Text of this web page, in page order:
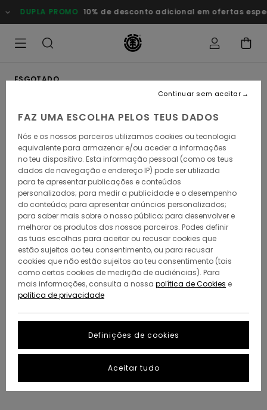
para
a
DUPLA PROMO 10% de desconto adicional em ofertas
ESGOTADO
FAZ UMA ESCOLHA PELOS TEUS DADOS
Nós e os nossos parceiros utilizamos cookies ou tecnologia
equivalente para armazenar e/ou aceder a informações
no teu dispositivo. Esta informação pessoal (como os teus
dados de navegação e endereço IP) pode ser utilizada
para te apresentar publicações e conteúdos
personalizados; para medir a publicidade e o desempenho
do conteúdo; para apresentar anúncios personalizados;
para saber mais sobre o nosso público; para desenvolver e
melhorar os produtos dos nossos parceiros. Podes definir
as tuas escolhas para aceitar ou recusar cookies que
estão sujeitos ao teu consentimento, ou para recusar
cookies que não estão sujeitos ao teu consentimento (tais
como certos cookies de medição de audiências). Para
mais informações, consulta a nossa política de Cookies e
política de privacidade
Definições de cookies
Continuar sem aceitar
Aceitar tudo